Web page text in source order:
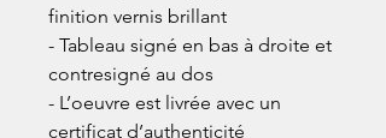
finition vernis brillant
- Tableau signé en bas à droite et
contresigné au dos
- L’oeuvre est livrée avec un
certificat d’authenticité